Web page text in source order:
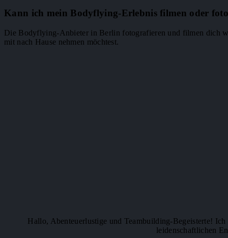
Kann ich mein Bodyflying-Erlebnis filmen oder
Die Bodyflying-Anbieter in Berlin fotografieren und filmen dich
mit nach Hause nehmen möchtest.
Hallo, Abenteuerlustige und Teambuilding-Begeisterte!
leidenschaftlichen